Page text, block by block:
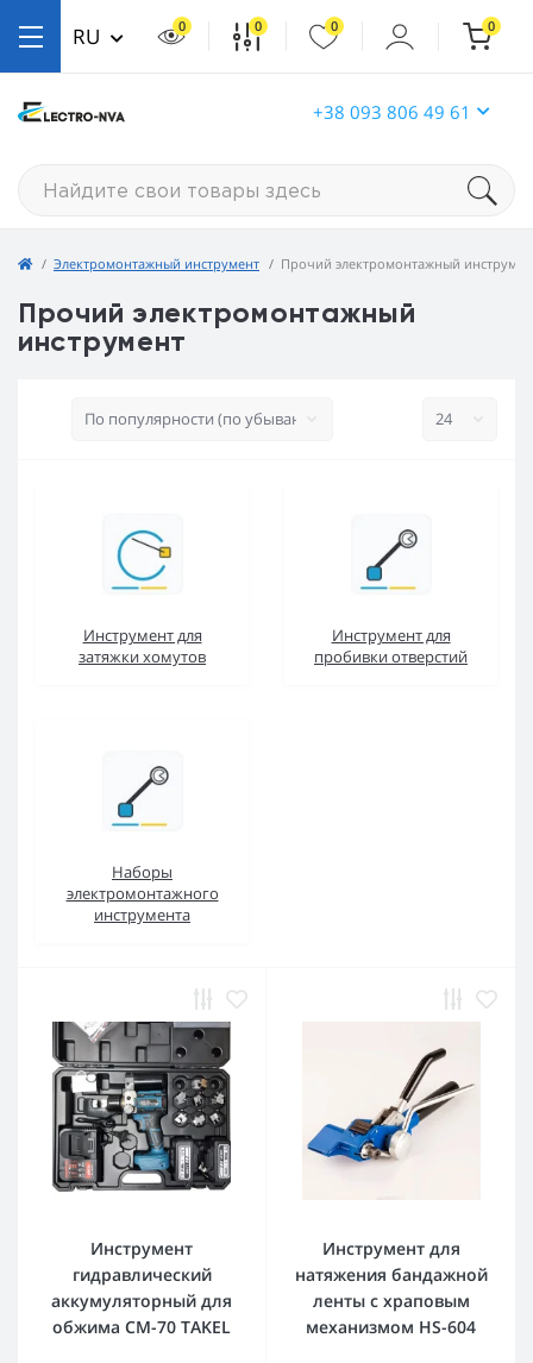
+38 093 806 49 61
RU 0 0 0 0
Электромонтажный инструмент Прочий электромонтажный
Прочий электромонтажный
инструмент
Инструмент для
затяжки хомутов
Инструмент для
пробивки отверстий
Наборы
электромонтажного
инструмента
Инструмент
гидравлический
аккумуляторный для
обжима CM-70 TAKEL
Инструмент для
натяжения бандажной
ленты с храповым
механизмом HS-604